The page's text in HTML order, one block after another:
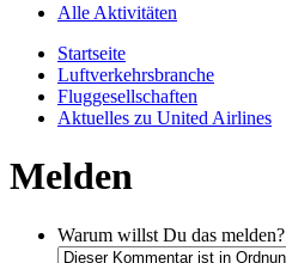
Alle Aktivitäten
Startseite
Luftverkehrsbranche
Fluggesellschaften
Aktuelles zu United Airlines
Melden
Warum willst Du das melden?